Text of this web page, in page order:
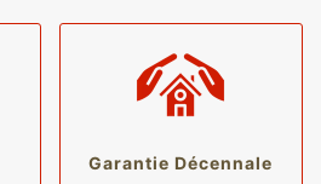
Garantie Décennale